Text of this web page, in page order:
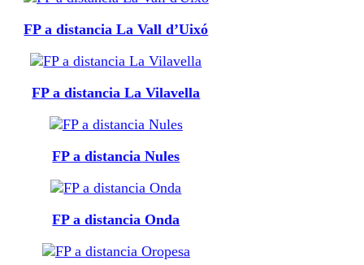
FP a distancia La Vall d’Uixó
FP a distancia La Vilavella
FP a distancia Nules
FP a distancia Onda